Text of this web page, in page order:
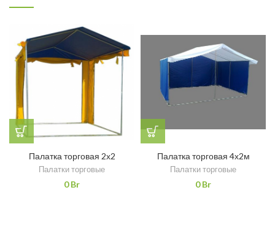
Палатка торговая 2х2
Палатки торговые
0Br
Палатка торговая 4х2м
Палатки торговые
0Br